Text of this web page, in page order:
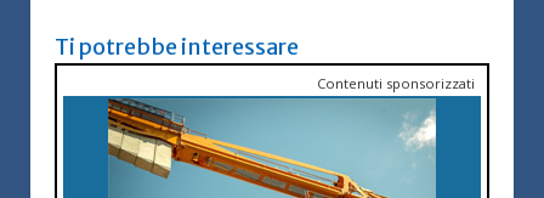
Ti potrebbe interessare
Contenuti sponsorizzati